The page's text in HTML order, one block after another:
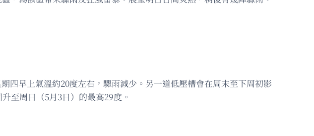
四早上氣溫約20度左右，驟雨減少。另一道低壓槽會在周末至下周初影
至周日（5月3日）的最高29度。